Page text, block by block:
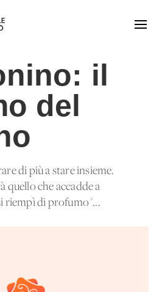
il
del
di più a stare insieme.
quello che accadde a
riempì di profumo"...